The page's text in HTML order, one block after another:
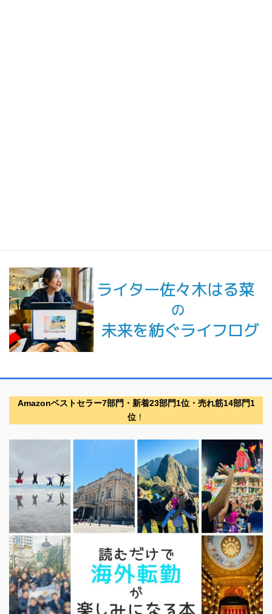
Amazonベストセラー7部門・新着23部門1位・売れ筋14部門1
位 ！